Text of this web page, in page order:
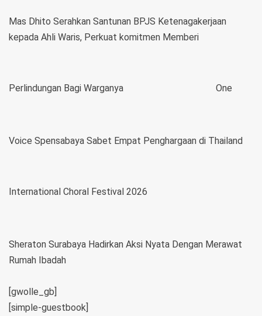
Mas Dhito Serahkan Santunan BPJS Ketenagakerjaan
kepada Ahli Waris, Perkuat komitmen Memberi
Perlindungan Bagi Warganya One
Voice Spensabaya Sabet Empat Penghargaan di Thailand
International Choral Festival 2026
Sheraton Surabaya Hadirkan Aksi Nyata Dengan Merawat
Rumah Ibadah
[gwolle_gb]
[simple-guestbook]